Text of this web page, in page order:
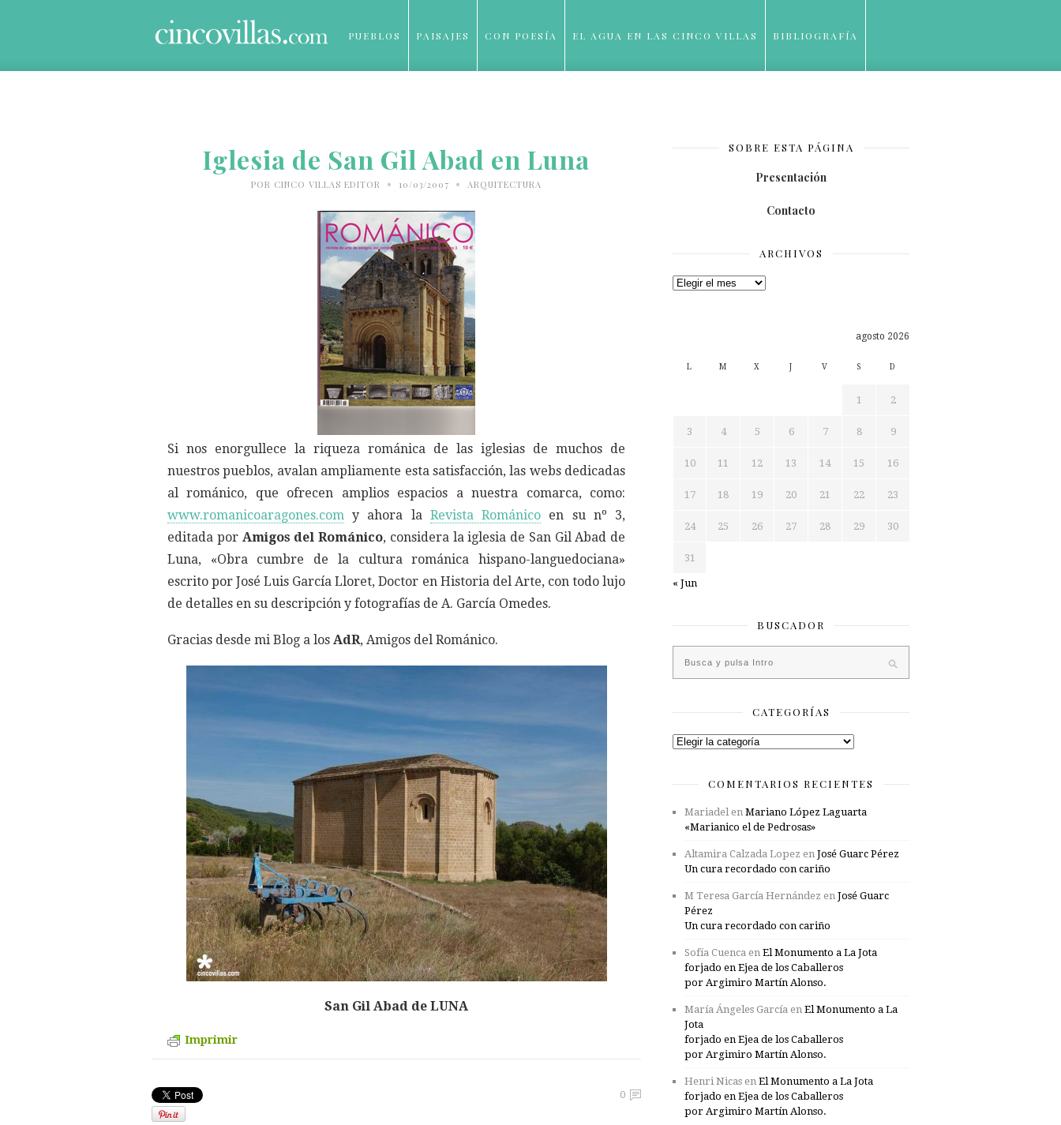
PUEBLOS PAISAJES CON POESÍA EL AGUA EN LAS CINCO VILLAS BIBLIOGRAFÍA
Iglesia de San Gil Abad en Luna
POR CINCO VILLAS EDITOR • 10/03/2007 • ARQUITECTURA
Si nos enorgullece la riqueza románica de las iglesias de muchos de
nuestros pueblos, avalan ampliamente esta satisfacción, las webs dedicadas
al románico, que ofrecen amplios espacios a nuestra comarca, como:
www.romanicoaragones.com y ahora la Revista Románico en su nº 3,
editada por Amigos del Románico, considera la iglesia de San Gil Abad de
Luna, «Obra cumbre de la cultura románica hispano-languedociana»
escrito por José Luis García Lloret, Doctor en Historia del Arte, con todo lujo
de detalles en su descripción y fotografías de A. García Omedes.
Gracias desde mi Blog a los AdR, Amigos del Románico.
San Gil Abad de LUNA
Imprimir
0
SOBRE ESTA PÁGINA
Presentación
Contacto
ARCHIVOS
Archivos
agosto 2026
L M X J V S D
1 2
3 4 5 6 7 8 9
10 11 12 13 14 15 16
17 18 19 20 21 22 23
24 25 26 27 28 29 30
31
« Jun
BUSCADOR
CATEGORÍAS
Categorías
COMENTARIOS RECIENTES
Mariadelen Mariano López Laguarta
«Marianico el de Pedrosas»
Altamira Calzada Lopez en José Guarc Pérez
Un cura recordado con cariño
M Teresa García Hernández en José Guarc
Pérez
Un cura recordado con cariño
Sofía Cuenca en El Monumento a La Jota
forjado en Ejea de los Caballeros
por Argimiro Martín Alonso.
María Ángeles García en El Monumento a La
Jota
forjado en Ejea de los Caballeros
por Argimiro Martín Alonso.
Henri Nicas en El Monumento a La Jota
forjado en Ejea de los Caballeros
por Argimiro Martín Alonso.